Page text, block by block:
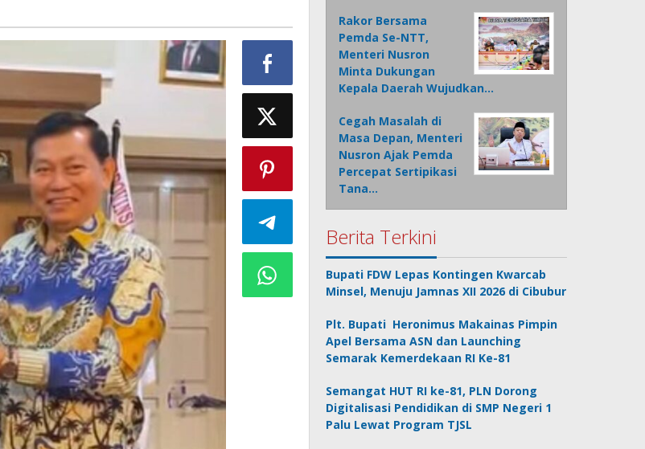
Rakor Bersama
Pemda Se-NTT,
Menteri Nusron
Minta Dukungan
Kepala Daerah Wujudkan…
Cegah Masalah di
Masa Depan, Menteri
Nusron Ajak Pemda
Percepat Sertipikasi
Tana…
Berita Terkini
Bupati FDW Lepas Kontingen Kwarcab
Minsel, Menuju Jamnas XII 2026 di Cibubur
Plt. Bupati Heronimus Makainas Pimpin
Apel Bersama ASN dan Launching
Semarak Kemerdekaan RI Ke-81
Semangat HUT RI ke-81, PLN Dorong
Digitalisasi Pendidikan di SMP Negeri 1
Palu Lewat Program TJSL